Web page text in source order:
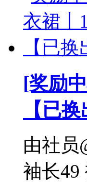
[奖励
【已换
由社员
袖长49